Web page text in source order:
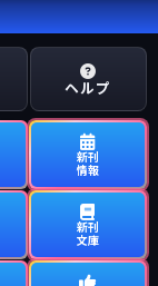
ヘルプ
新刊
情報
新刊
文庫